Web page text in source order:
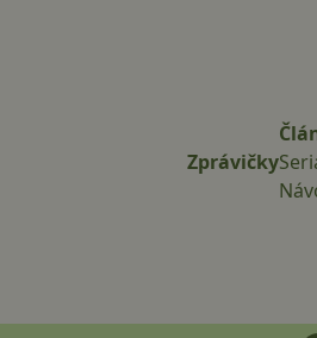
Zprávičky